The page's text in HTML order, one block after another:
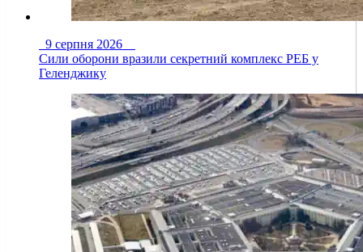
9 серпня 2026
Сили оборони вразили секретний комплекс РЕБ у
Геленджику